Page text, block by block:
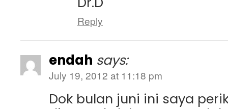
Reply
endah says:
July 19, 2012 at 11:18 pm
Dok bulan juni ini saya